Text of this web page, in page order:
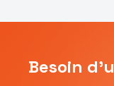
Besoin